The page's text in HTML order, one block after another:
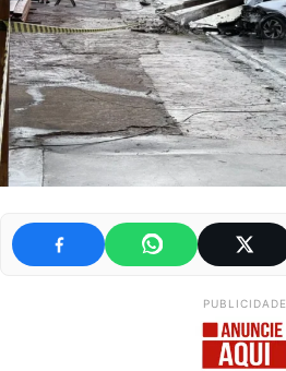
PUBLICIDADE